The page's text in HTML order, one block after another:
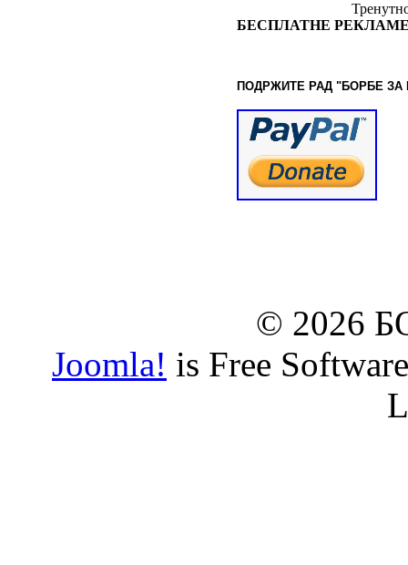
БЕСПЛАТНЕ
ПОДРЖИТЕ РАД "БОРБЕ ЗА
© 2026
Joomla! is Free